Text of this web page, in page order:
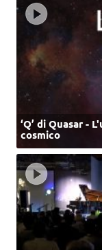
‘Q’ di Quasar -
cosmico